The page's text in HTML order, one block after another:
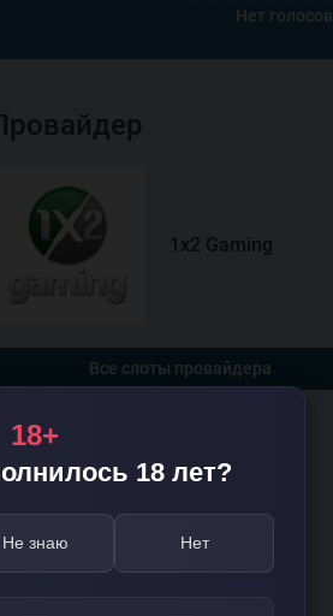
Нет голосов
1x2 Gaming
Все слоты провайдера
Другие обзоры слотов
777 Candies
18+
18 лет?
Не знаю Нет